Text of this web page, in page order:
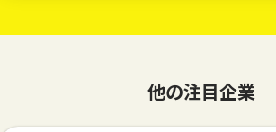
他の注目企業